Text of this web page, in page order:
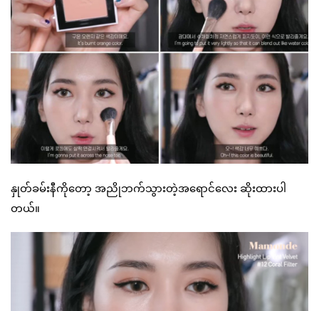
နှုတ်ခမ်းနီကိုတော့ အညိုဘက်သွားတဲ့အရောင်လေး ဆိုးထားပါ
တယ်။